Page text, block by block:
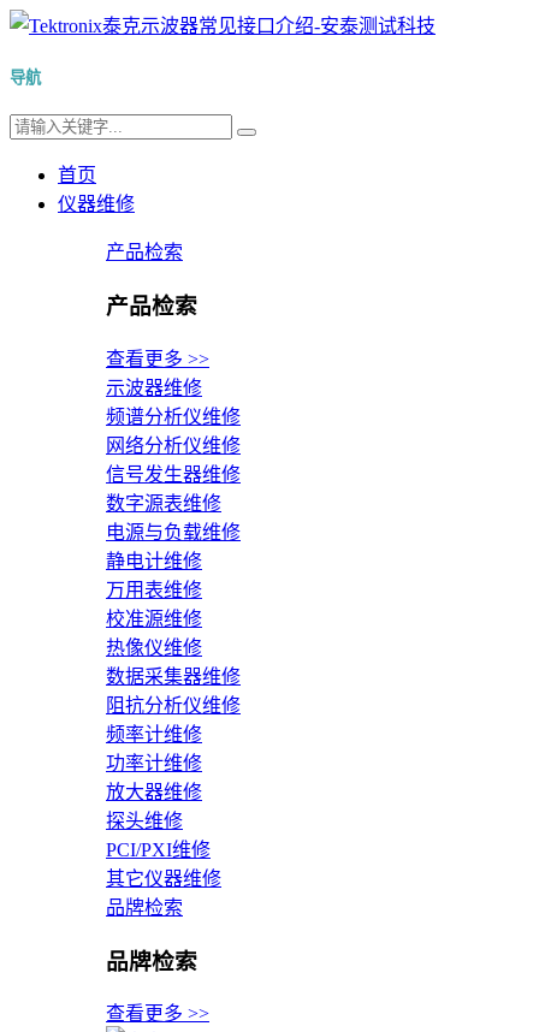
导航
首页
仪器维修
产品检索
产品检索
查看更多 >>
示波器维修
频谱分析仪维修
网络分析仪维修
信号发生器维修
数字源表维修
电源与负载维修
静电计维修
万用表维修
校准源维修
热像仪维修
数据采集器维修
阻抗分析仪维修
频率计维修
功率计维修
放大器维修
探头维修
PCI/PXI维修
其它仪器维修
品牌检索
品牌检索
查看更多 >>